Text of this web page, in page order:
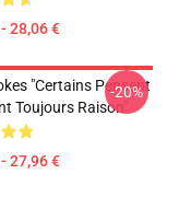
28,06 €
"Certains Pensent
Toujours Raison"
27,96 €
-20%